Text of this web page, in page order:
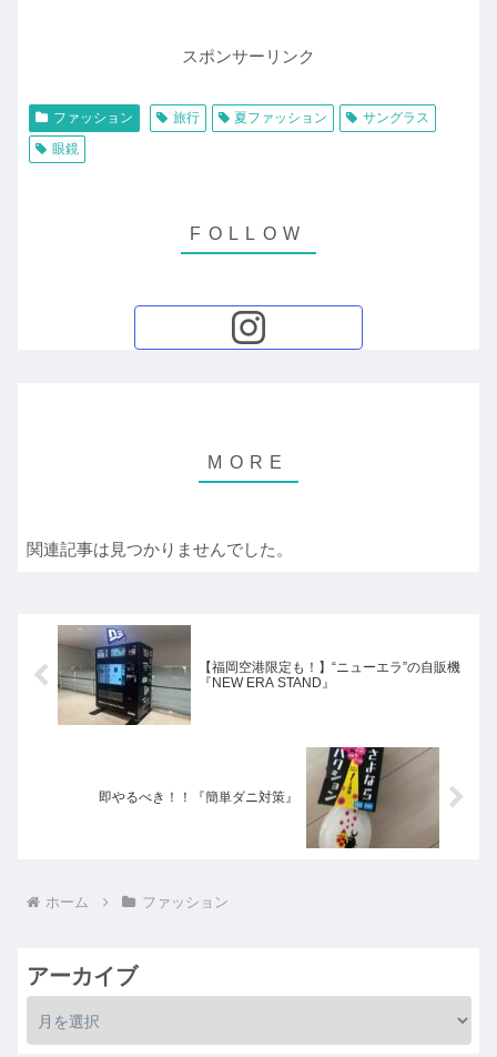
スポンサーリンク
ファッション 旅行 夏ファッション
サングラス
眼鏡
関連記事は見つかりませんでした。
【福岡空港限定も！】“ニューエラ”の自販機
『NEW ERA STAND』
即やるべき！！『簡単ダニ対策』
ホーム ファッション
アーカイブ